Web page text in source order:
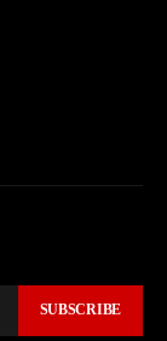
SUBSCRIBE